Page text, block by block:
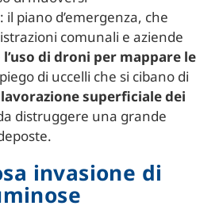
piano d’emergenza, che
comunali e aziende
l’uso di droni per mappare le
di uccelli che si cibano di
lavorazione superficiale dei
distruggere una grande
invasione di